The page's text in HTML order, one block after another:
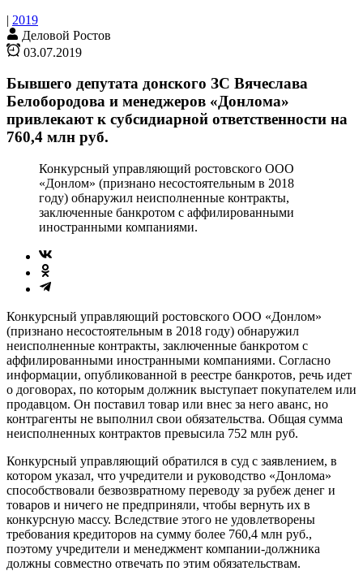
| 2019
Деловой Ростов
03.07.2019
Бывшего депутата донского ЗС Вячеслава
Белобородова и менеджеров «Донлома»
привлекают к субсидиарной ответственности на
760,4 млн руб.
Конкурсный управляющий ростовского ООО
«Донлом» (признано несостоятельным в 2018
году) обнаружил неисполненные контракты,
заключенные банкротом с аффилированными
иностранными компаниями.
Конкурсный управляющий ростовского ООО «Донлом»
(признано несостоятельным в 2018 году) обнаружил
неисполненные контракты, заключенные банкротом с
аффилированными иностранными компаниями. Согласно
информации, опубликованной в реестре банкротов, речь идет
о договорах, по которым должник выступает покупателем или
продавцом. Он поставил товар или внес за него аванс, но
контрагенты не выполнил свои обязательства. Общая сумма
неисполненных контрактов превысила 752 млн руб.
Конкурсный управляющий обратился в суд с заявлением, в
котором указал, что учредители и руководство «Донлома»
способствовали безвозвратному переводу за рубеж денег и
товаров и ничего не предприняли, чтобы вернуть их в
конкурсную массу. Вследствие этого не удовлетворены
требования кредиторов на сумму более 760,4 млн руб.,
поэтому учредители и менеджмент компании-должника
должны совместно отвечать по этим обязательствам.